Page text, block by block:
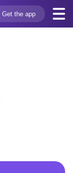
Get the app